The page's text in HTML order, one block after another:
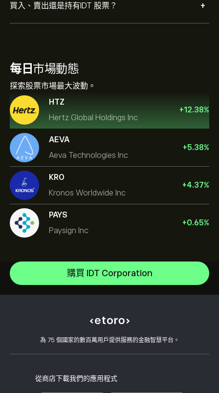
買入、賣出還是持有IDT 股票？ +
每日 市場動態
探索股票市場最大波動。
HTZ
Hertz Global Holdings Inc
+12.38%
AEVA
Aeva Technologies Inc
+5.38%
KRO
Kronos Worldwide Inc
+4.37%
PAYS
Paysign Inc
+0.65%
購買 IDT Corporation
為 75 個國家的數百萬用戶提供服務的金融智慧平台。
從商店下載我們的應用程式
NVIDIA Corporation
Microsoft
Apple
如何存款
如何提款
開設帳戶
用戶端漏洞
CopyTrading 如何運作
負責任的交易
為什麼選擇 eToro
我們的辦事處
風險揭露
關鍵資訊文件
投資保險